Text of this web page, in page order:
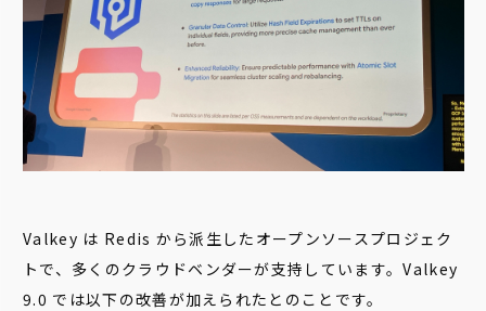
Valkey は Redis から派生したオープンソースプロジェク
トで、多くのクラウドベンダーが支持しています。Valkey
9.0 では以下の改善が加えられたとのことです。